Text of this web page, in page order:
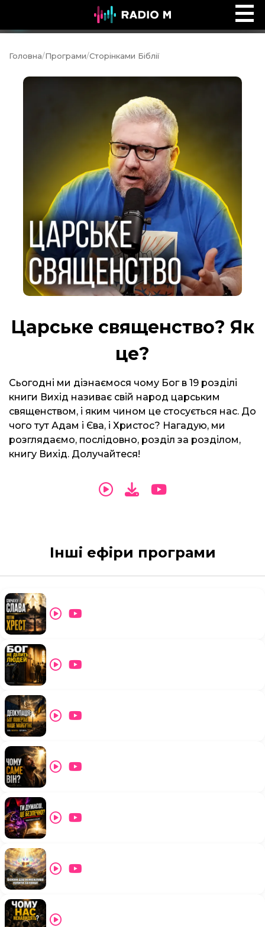
Сторінками Біблії
Головна/Програми/Сторінками Біблії
Царське священство? Як
це?
Сьогодні ми дізнаємося чому Бог в 19 розділі
книги Вихід називає свій народ царським
священством, і яким чином це стосується нас. До
чого тут Адам і Єва, і Христос? Нагадую, ми
розглядаємо, послідовно, розділ за розділом,
книгу Вихід. Долучайтеся!
Інші ефіри програми